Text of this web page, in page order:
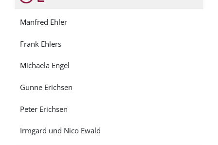
Manfred Ehler
Frank Ehlers
Michaela Engel
Gunne Erichsen
Peter Erichsen
Irmgard und Nico Ewald